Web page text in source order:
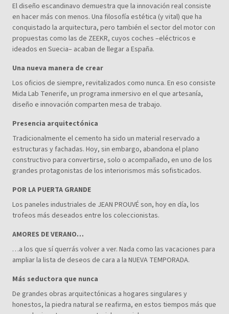
El diseño escandinavo demuestra que la innovación real consiste
en hacer más con menos. Una filosofía estética (y vital) que ha
conquistado la arquitectura, pero también el sector del motor con
propuestas como las de ZEEKR, cuyos coches –eléctricos e
ideados en Suecia– acaban de llegar a España.
Una nueva manera de crear
Los oficios de siempre, revitalizados como nunca. En eso consiste
Mida Lab Tenerife, un programa inmersivo en el que artesanía,
diseño e innovación comparten mesa de trabajo.
Presencia arquitectónica
Tradicionalmente el cemento ha sido un material reservado a
estructuras y fachadas. Hoy, sin embargo, abandona el plano
constructivo para convertirse, solo o acompañado, en uno de los
grandes protagonistas de los interiorismos más sofisticados.
POR LA PUERTA GRANDE
Los paneles industriales de JEAN PROUVÉ son, hoy en día, los
trofeos más deseados entre los coleccionistas.
AMORES DE VERANO…
…a los que sí querrás volver a ver. Nada como las vacaciones para
ampliar la lista de deseos de cara a la NUEVA TEMPORADA.
Más seductora que nunca
De grandes obras arquitectónicas a hogares singulares y
honestos, la piedra natural se reafirma, en estos tiempos más que